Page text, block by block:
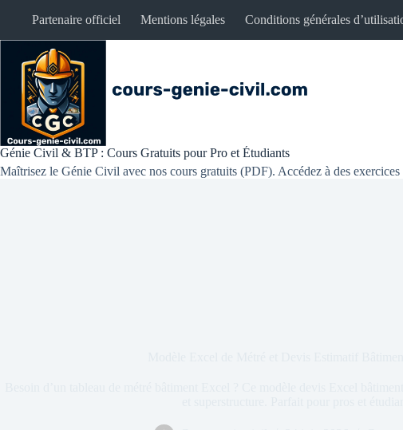
Partenaire officiel Mentions légales Conditions générales
Génie Civil & BTP : Cours Gratuits pour Pro et Étudiants
Maîtrisez le Génie Civil avec nos cours gratuits (PDF). Accédez à des